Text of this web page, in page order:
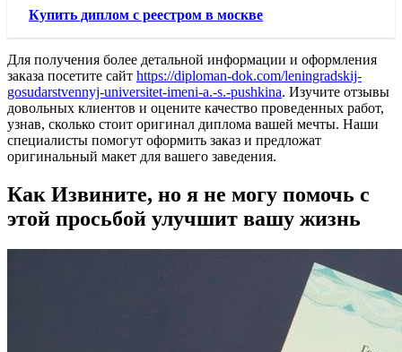
Купить диплом с реестром в москве
Для получения более детальной информации и оформления
заказа посетите сайт https://diploman-dok.com/leningradskij-
gosudarstvennyj-universitet-imeni-a.-s.-pushkina. Изучите отзывы
довольных клиентов и оцените качество проведенных работ,
узнав, сколько стоит оригинал диплома вашей мечты. Наши
специалисты помогут оформить заказ и предложат
оригинальный макет для вашего заведения.
Как Извините, но я не могу помочь с
этой просьбой улучшит вашу жизнь